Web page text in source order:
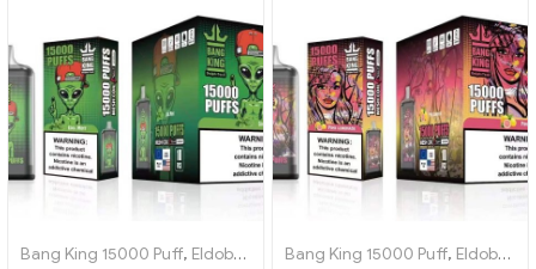
Bang King 15000 Puff, Eldobható e-cigaretta Svédország ,
Bang King 15000 Puff, Eldobható e-cigaretta Svédország